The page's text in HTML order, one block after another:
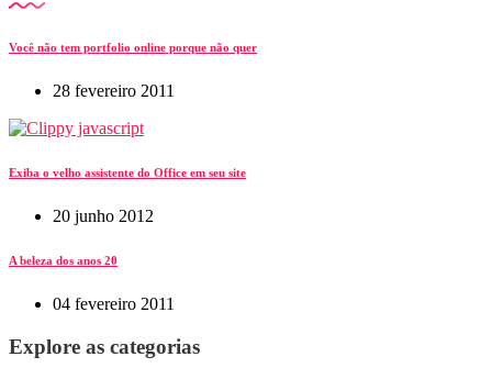
Você não tem portfolio online porque não quer
28 fevereiro 2011
Exiba o velho assistente do Office em seu site
20 junho 2012
A beleza dos anos 20
04 fevereiro 2011
Explore as categorias